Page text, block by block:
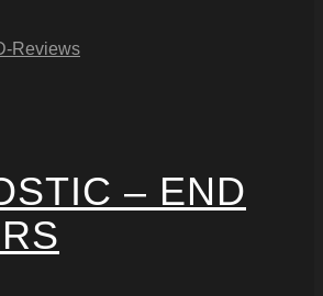
Reviews
– END